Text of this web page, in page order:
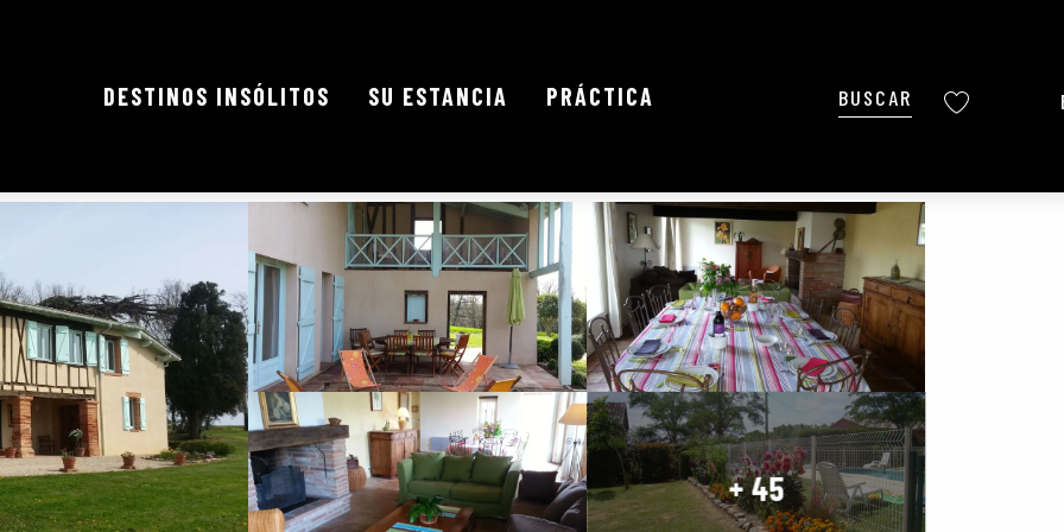
Buscar
DESTINOS INSÓLITOS SU ESTANCIA PRÁCTICA
+ 45